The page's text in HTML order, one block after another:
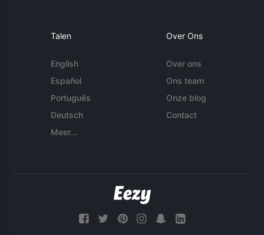
Talen
English
Español
Português
Deutsch
Meer...
Over Ons
Over ons
Ons team
Onze blog
Contact